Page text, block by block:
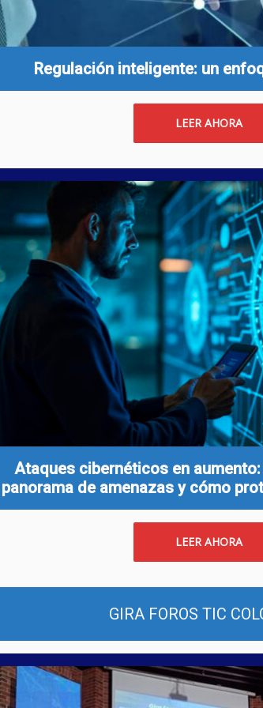
Regulación inteligente: un
LEER AHORA
Ataques cibernéticos en
panorama de amenazas y cómo
LEER AHORA
GIRA FOROS TIC